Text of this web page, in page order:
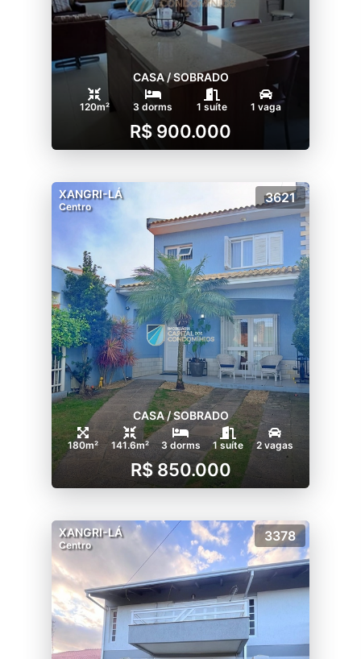
CASA / SOBRADO
120m² 3 dorms 1 suíte 1 vaga
R$ 900.000
XANGRI-LÁ
Centro
3621
CASA / SOBRADO
180m² 141.6m² 3 dorms 1 suíte 2 vagas
R$ 850.000
XANGRI-LÁ
Centro
3378